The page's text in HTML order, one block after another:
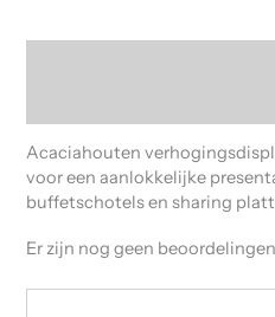
Acaciahouten
voor een aanlokkelijke
buffetschotels en sharing
Er zijn nog geen